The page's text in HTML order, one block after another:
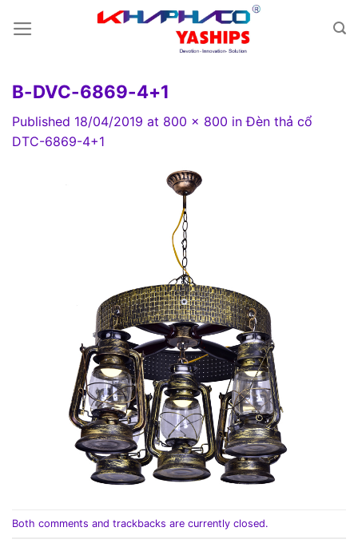
B-DVC-6869-4+1
Published 18/04/2019 at 800 × 800 inĐèn thả cổ
DTC-6869-4+1
Both comments and trackbacks are currently closed.